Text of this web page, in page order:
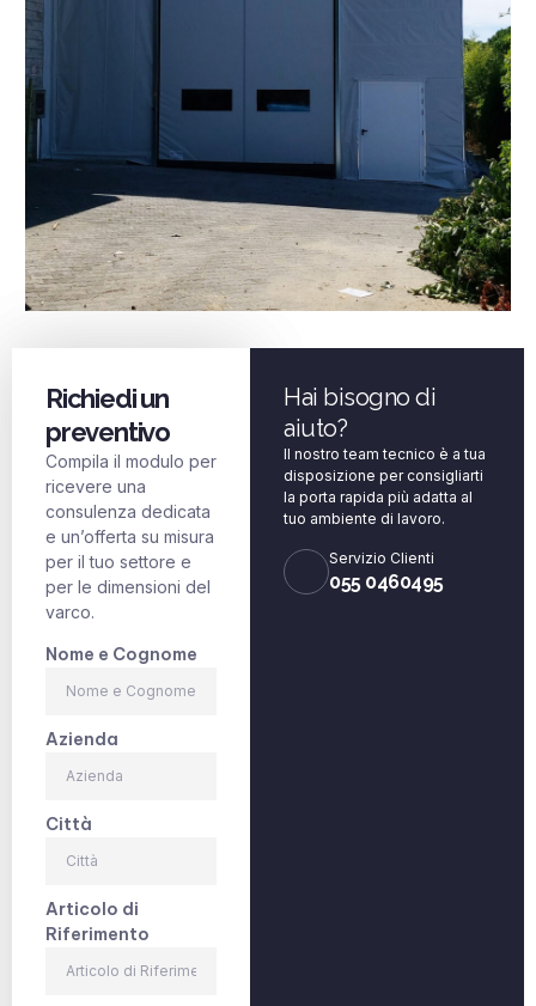
Richiedi un
preventivo
Compila il modulo per
ricevere una
consulenza dedicata
e un’offerta su misura
per il tuo settore e
per le dimensioni del
varco.
Nome e Cognome
Azienda
Città
Articolo di
Riferimento
Hai bisogno di
aiuto?
Il nostro team tecnico è a tua
disposizione per consigliarti
la porta rapida più adatta al
tuo ambiente di lavoro.
Servizio Clienti
055 0460495